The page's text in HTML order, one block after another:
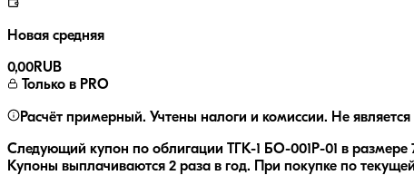
Новая средняя
0,00RUB
Только в PRO
Расчёт примерный. Учтены налоги и комиссии. Не
Следующий купон по облигации ТГК-1 БО-001Р-01 в размере
Купоны выплачиваются 2 раза в год. При покупке по